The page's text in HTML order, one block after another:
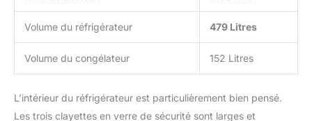
Volume du réfrigérateur 479 Litres
Volume du congélateur 152 Litres
L’intérieur du réfrigérateur est particulièrement bien pensé.
Les trois clayettes en verre de sécurité sont larges et